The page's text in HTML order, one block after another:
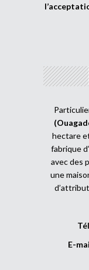
hectare
fabrique
avec des
une
E-